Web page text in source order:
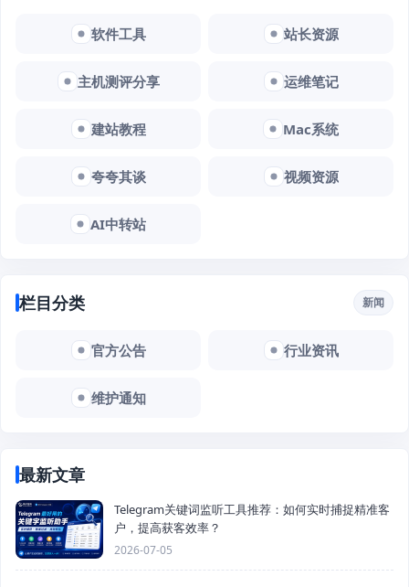
软件工具 站长资源
主机测评分享 运维笔记
建站教程 Mac系统
夸夸其谈 视频资源
AI中转站
栏目分类 新闻
官方公告 行业资讯
维护通知
最新文章
Telegram关键词监听工具推荐：如何实时捕捉精准客
户，提高获客效率？
2026-07-05